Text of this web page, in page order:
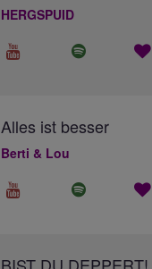
HERGSPUID
Alles ist besser
Berti & Lou
BIST DU DEPPERT!